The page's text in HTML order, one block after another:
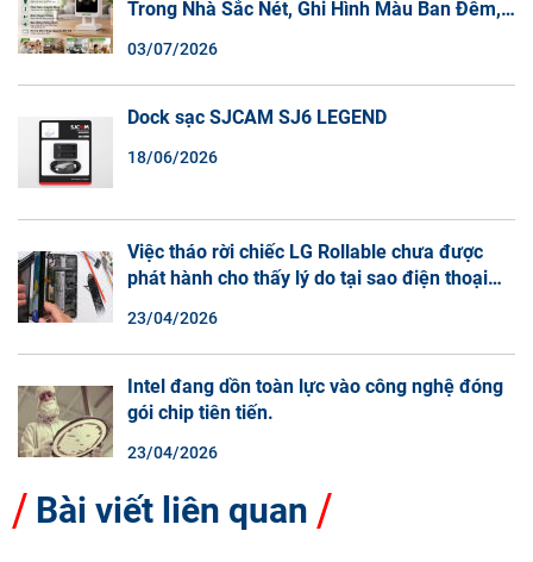
Trong Nhà Sắc Nét, Ghi Hình Màu Ban Đêm,
03/07/2026
Dock sạc SJCAM SJ6 LEGEND
18/06/2026
Việc tháo rời chiếc LG Rollable chưa được
phát hành cho thấy lý do tại sao điện thoại
23/04/2026
Intel đang dồn toàn lực vào công nghệ đóng
gói chip tiên tiến.
23/04/2026
Bài viết liên quan